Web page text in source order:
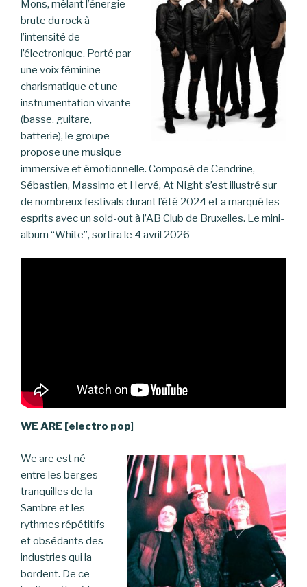
Mons, mêlant l’énergie
brute du rock à
l’intensité de
l’électronique. Porté par
une voix féminine
charismatique et une
instrumentation vivante
(basse, guitare,
batterie), le groupe
propose une musique
immersive et émotionnelle. Composé de Cendrine,
Sébastien, Massimo et Hervé, At Night s’est illustré sur
de nombreux festivals durant l’été 2024 et a marqué les
esprits avec un sold-out à l’AB Club de Bruxelles. Le mini-
album “White”, sortira le 4 avril 2026
WE ARE [electro pop]
We are est né
entre les berges
tranquilles de la
Sambre et les
rythmes répétitifs
et obsédants des
industries qui la
bordent. De ce